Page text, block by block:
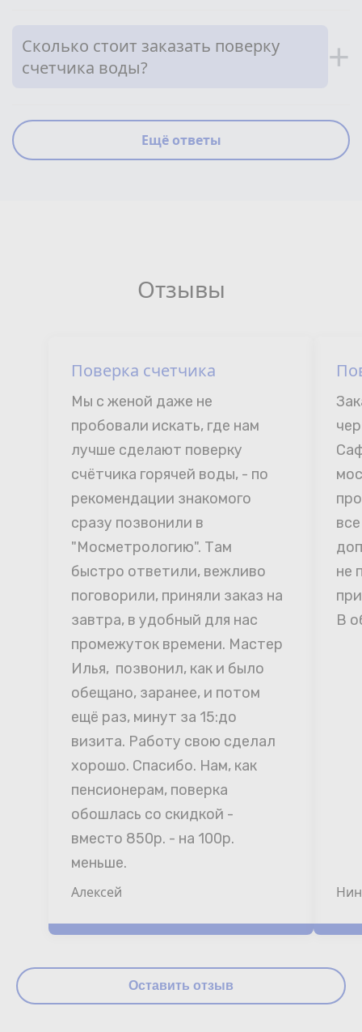
Сколько стоит заказать поверку
счетчика воды?
+
Ещё ответы
Отзывы
Поверка счетчика
Мы с женой даже не
пробовали искать, где нам
лучше сделают поверку
счётчика горячей воды, - по
рекомендации знакомого
сразу позвонили в
"Мосметрологию". Там
быстро ответили, вежливо
поговорили, приняли заказ на
завтра, в удобный для нас
промежуток времени. Мастер
Илья,  позвонил, как и было
обещано, заранее, и потом
ещё раз, минут за 15:до
визита. Работу свою сделал
хорошо. Спасибо. Нам, как
пенсионерам, поверка
обошлась со скидкой -
вместо 850р. - на 100р.
меньше.
Алексей
не
В
Оставить отзыв